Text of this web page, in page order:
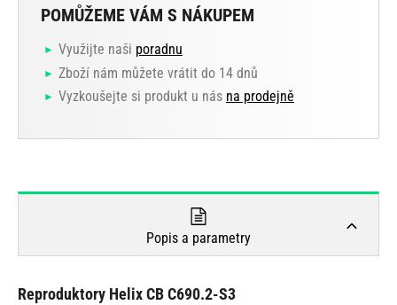
POMŮŽEME VÁM S NÁKUPEM
Využijte naši poradnu
Zboží nám můžete vrátit do 14 dnů
Vyzkoušejte si produkt u nás na prodejně
Popis a parametry
Reproduktory Helix CB C690.2-S3